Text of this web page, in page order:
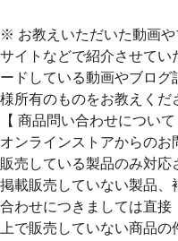
※ お教えいただいた動画
サイトなどで紹介させて
ードしている動画やブログ
様所有のものをお教えくだ
【 商品問い合わせについて
オンラインストアからの
販売している製品のみ対
掲載販売していない製品、
合わせにつきましては直接
上で販売していない商品